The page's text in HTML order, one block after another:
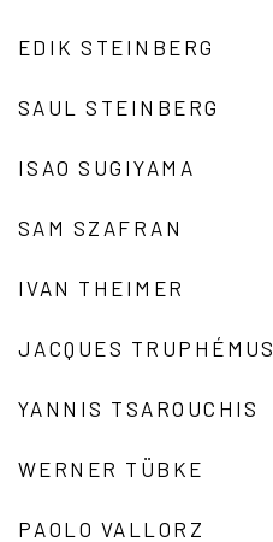
EDIK STEINBERG
SAUL STEINBERG
ISAO SUGIYAMA
SAM SZAFRAN
IVAN THEIMER
JACQUES TRUPHÉMUS
YANNIS TSAROUCHIS
WERNER TÜBKE
PAOLO VALLORZ